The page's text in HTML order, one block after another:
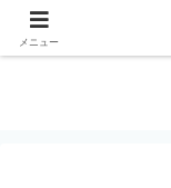
箕面
メニュー